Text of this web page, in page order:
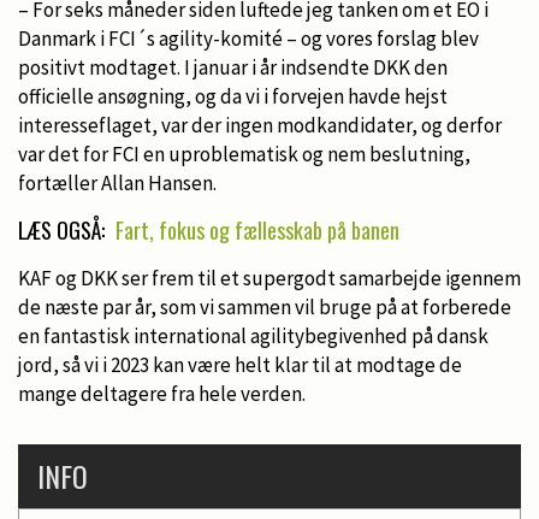
– For seks måneder siden luftede jeg tanken om et EO i
Danmark i FCI´s agility-komité – og vores forslag blev
positivt modtaget. I januar i år indsendte DKK den
officielle ansøgning, og da vi i forvejen havde hejst
interesseflaget, var der ingen modkandidater, og derfor
var det for FCI en uproblematisk og nem beslutning,
fortæller Allan Hansen.
LÆS OGSÅ: Fart, fokus og fællesskab på banen
KAF og DKK ser frem til et supergodt samarbejde igennem
de næste par år, som vi sammen vil bruge på at forberede
en fantastisk international agilitybegivenhed på dansk
jord, så vi i 2023 kan være helt klar til at modtage de
mange deltagere fra hele verden.
INFO